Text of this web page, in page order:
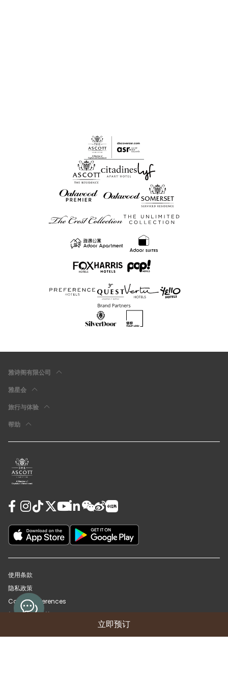
立即预订
雅诗阁有限公司
雅星会
旅行与体验
帮助
使用条款
隐私政策
Cookie Preferences
担保及取消政策
© 2026 雅诗阁物业管理（上海）有限公司